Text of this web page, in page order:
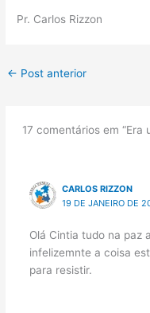
Pr. Carlos Rizzon
← Post anterior
17 comentários em “Era
CARLOS RIZZON
19 DE JANEIRO DE
Olá Cintia tudo na paz
infelizemnte a coisa
para resistir.